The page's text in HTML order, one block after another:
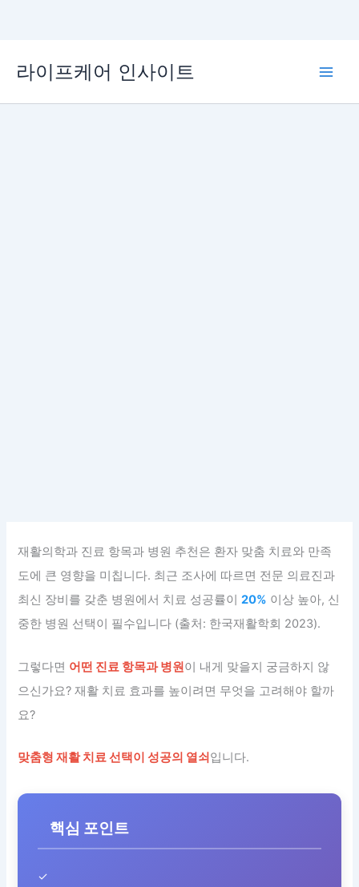
로
라이프케어 인사이트
재활의학과 진료 항목과 병원 추천은 환자 맞춤 치료와 만족
도에 큰 영향을 미칩니다. 최근 조사에 따르면 전문 의료진과
최신 장비를 갖춘 병원에서 치료 성공률이20% 이상 높아, 신
중한 병원 선택이 필수입니다 (출처: 한국재활학회 2023).
그렇다면 어떤 진료 항목과 병원이 내게 맞을지 궁금하지 않
으신가요? 재활 치료 효과를 높이려면 무엇을 고려해야 할까
요?
맞춤형 재활 치료 선택이 성공의 열쇠입니다.
핵심 포인트
✓